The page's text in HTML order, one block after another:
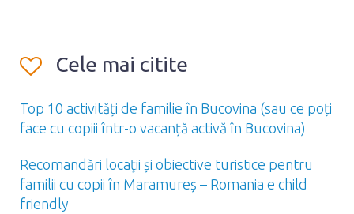
Cele mai citite
Top 10 activități de familie în Bucovina (sau ce poți
face cu copiii într-o vacanță activă în Bucovina)
Recomandări locaţii și obiective turistice pentru
familii cu copii în Maramureș – Romania e child
friendly